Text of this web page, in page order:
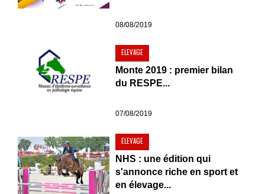
08/08/2019
ELEVAGE
Monte 2019 : premier bilan
du RESPE...
07/08/2019
ELEVAGE
NHS : une édition qui
s'annonce riche en sport et
en élevage...